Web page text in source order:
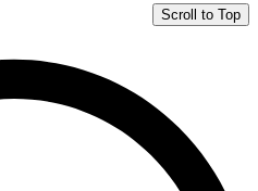
Scroll to Top